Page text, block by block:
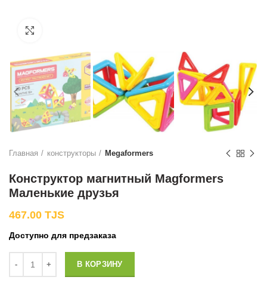
Главная конструкторы Megaformers
Конструктор магнитный Magformers
Маленькие друзья
467.00 TJS
Доступно для предзаказа
В КОРЗИНУ